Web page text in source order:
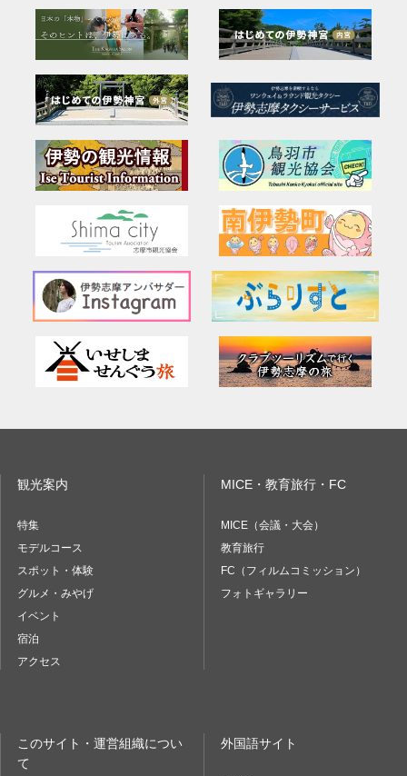
観光案内
特集
モデルコース
スポット・体験
グルメ・みやげ
イベント
宿泊
アクセス
MICE・教育旅行・FC
MICE（会議・大会）
教育旅行
FC（フィルムコミッション）
フォトギャラリー
このサイト・運営組織につい
て
外国語サイト